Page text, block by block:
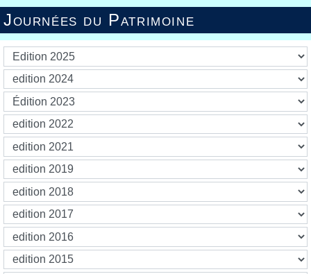
Journées du Patrimoine